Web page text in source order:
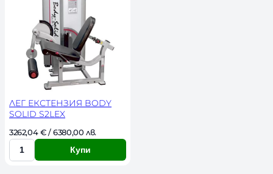
ЛЕГ ЕКСТЕНЗИЯ BODY
SOLID S2LEX
3262,04 € / 6380,00 лв.
К
Купи